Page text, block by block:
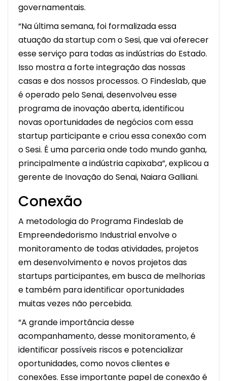
governamentais.
“Na última semana, foi formalizada essa
atuação da startup com o Sesi, que vai oferecer
esse serviço para todas as indústrias do Estado.
Isso mostra a forte integração das nossas
casas e dos nossos processos. O Findeslab, que
é operado pelo Senai, desenvolveu esse
programa de inovação aberta, identificou
novas oportunidades de negócios com essa
startup participante e criou essa conexão com
o Sesi. É uma parceria onde todo mundo ganha,
principalmente a indústria capixaba”, explicou a
gerente de Inovação do Senai, Naiara Galliani.
Conexão
A metodologia do Programa Findeslab de
Empreendedorismo Industrial envolve o
monitoramento de todas atividades, projetos
em desenvolvimento e novos projetos das
startups participantes, em busca de melhorias
e também para identificar oportunidades
muitas vezes não percebida.
“A grande importância desse
acompanhamento, desse monitoramento, é
identificar possíveis riscos e potencializar
oportunidades, como novos clientes e
conexões. Esse importante papel de conexão é